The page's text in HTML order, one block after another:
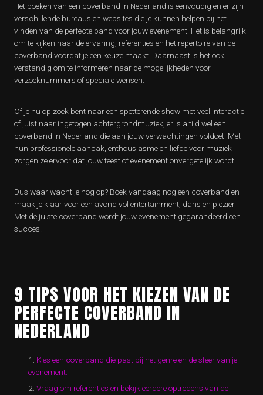
Het boeken van een coverband in Nederland is eenvoudig en er zijn
verschillende bureaus en websites die je kunnen helpen bij het
vinden van de perfecte band voor jouw evenement. Het is belangrijk
om te kijken naar de ervaring, referenties en het repertoire van de
coverband voordat je een keuze maakt. Daarnaast is het ook
verstandig om te informeren naar de mogelijkheden voor
verzoeknummers of speciale wensen.
Of je nu op zoek bent naar een spetterende show met veel interactie
of juist naar ingetogen achtergrondmuziek, er is altijd wel een
coverband in Nederland die aan jouw verwachtingen voldoet. Met
hun professionele aanpak, enthousiasme en liefde voor muziek
zorgen ze ervoor dat jouw feest of evenement onvergetelijk wordt.
Dus waar wacht je nog op? Boek vandaag nog een coverband en
maak je klaar voor een avond vol entertainment, dans en plezier.
Met de juiste coverband wordt jouw evenement gegarandeerd een
succes!
9 TIPS VOOR HET KIEZEN VAN DE
PERFECTE COVERBAND IN
NEDERLAND
Kies een coverband die past bij het genre en de sfeer van je
evenement.
Vraag om referenties en bekijk eerdere optredens van de